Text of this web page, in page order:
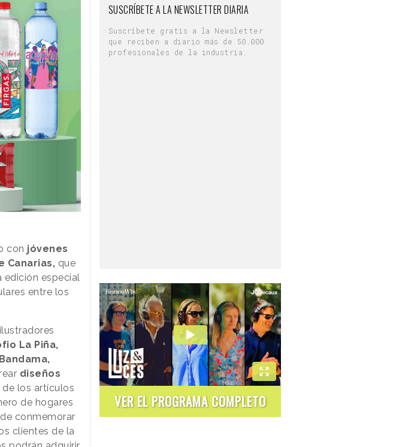
con jóvenes
Canarias, que
edición especial
entre los
La Piña,
diseños
de los artículos
de hogares
conmemorar
clientes de la
SUSCRÍBETE A LA NEWSLETTER DIARIA
Suscríbete gratis a la Newsletter
que reciben a diario más de 50.000
profesionales de la industria.
VER EL PROGRAMA COMPLETO